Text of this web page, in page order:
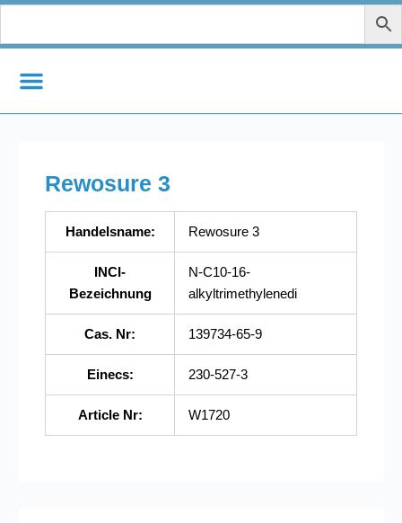
Zum
springen
Rewosure 3
Handelsname: Rewosure 3
INCI-
Bezeichnung
N-C10-16-
alkyltrimethylenedi
Cas. Nr: 139734-65-9
Einecs: 230-527-3
Article Nr: W1720